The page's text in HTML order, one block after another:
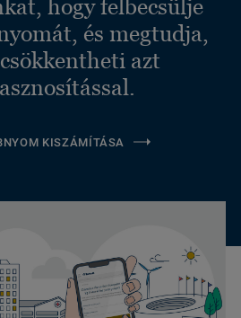
hogy felbecsülje
és megtudja,
azt
KISZÁMÍTÁSA